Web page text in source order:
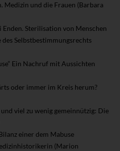
Medizin und die Frauen (Barbara
Sterilisation von Menschen
Selbstbestimmungsrechts
Ein Nachruf mit Aussichten
oder immer im Kreis herum?
viel zu wenig gemeinnützig: Die
einer dem Mabuse
(Marion